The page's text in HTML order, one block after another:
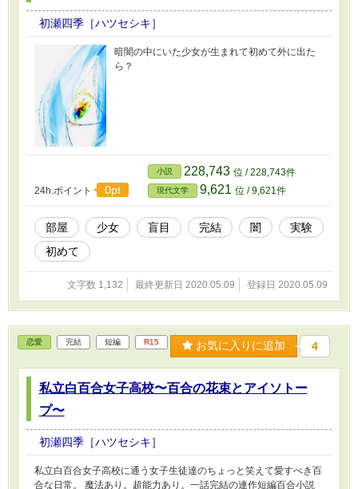
初瀬四季［ハツセシキ］
暗闇の中にいた少女が生まれて初めて外に出た
ら？
24h.ポイント 0pt
小説 228,743 位 / 228,743件
現代文学 9,621 位 / 9,621件
部屋 少女 盲目 完結 闇
実験
初めて
文字数 1,132 最終更新日 2020.05.09 登録日 2020.05.09
恋愛 完結 短編 R15 お気に入りに追加 4
私立白百合女子高校〜百合の花束とアイソトー
プ〜
初瀬四季［ハツセシキ］
私立白百合女子高校に通う女子生徒達のちょっと笑えて愛すべき百
合な日常。 魔法あり。超能力あり。一話完結の連作短編百合小説